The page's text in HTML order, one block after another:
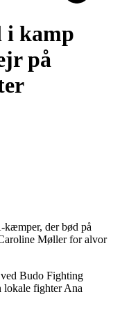
i kamp
på
der bød på
Møller for alvor
ved Budo Fighting
lokale fighter Ana